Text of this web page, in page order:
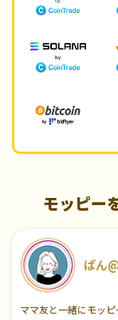
モッピー
ぱん
ママ友と一緒にモッ